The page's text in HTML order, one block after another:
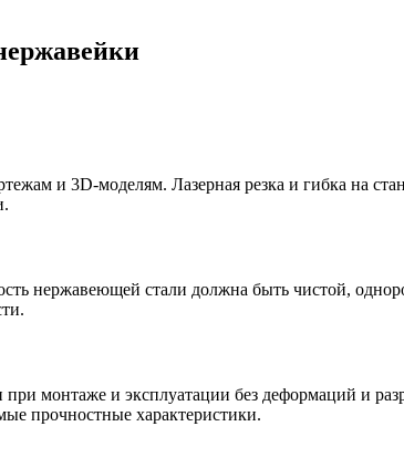
и 3D-моделям. Лазерная резка и гибка на
нержавеющей стали должна быть чистой,
монтаже и эксплуатации без деформаций и
прочностные характеристики.